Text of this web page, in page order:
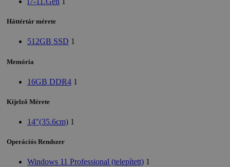
Háttértár mérete
512GB SSD 1
Memória
16GB DDR4 1
Kijelző Mérete
14"(35.6cm) 1
Operációs Rendszer
Windows 11 Professional (telepített) 1